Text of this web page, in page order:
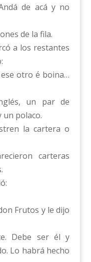
de acá y no
de la fila.
a los restantes
otro ΄e boina…
un par de
un polaco.
la cartera o
carteras
Frutos y le dijo
Debe ser él y
Lo habrá hecho